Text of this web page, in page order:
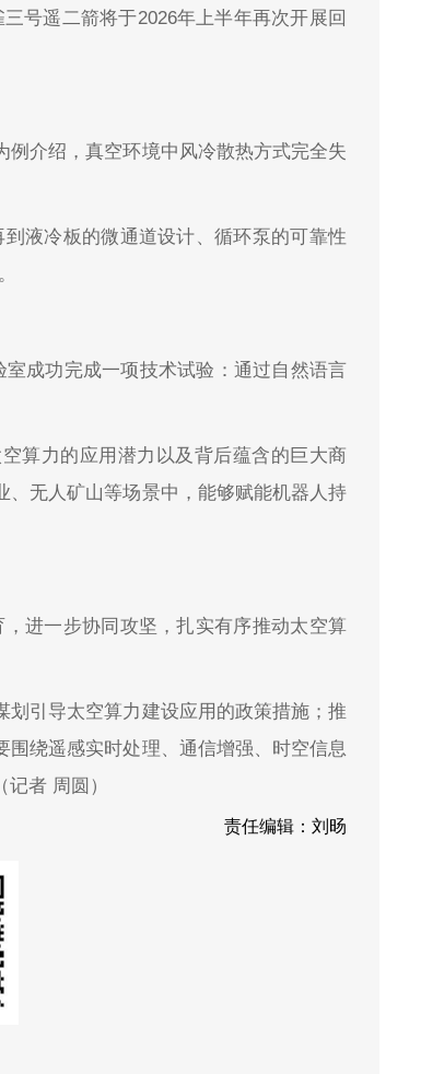
号遥二箭将于2026年上半年再次开展回
介绍，真空环境中风冷散热方式完全失
液冷板的微通道设计、循环泵的可靠性
成功完成一项技术试验：通过自然语言
算力的应用潜力以及背后蕴含的巨大商
无人矿山等场景中，能够赋能机器人持
进一步协同攻坚，扎实有序推动太空算
引导太空算力建设应用的政策措施；推
绕遥感实时处理、通信增强、时空信息
者 周圆）
责任编辑：刘旸